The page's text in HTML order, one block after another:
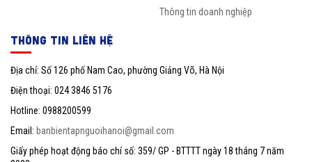
Thông tin doanh nghiệp
THÔNG TIN LIÊN HỆ
Địa chỉ: Số 126 phố Nam Cao, phường Giảng Võ, Hà Nội
Điện thoại: 024 3846 5176
Hotline: 0988200599
Email: banbientapnguoihanoi@gmail.com
Giấy phép hoạt động báo chí số: 359/ GP - BTTTT ngày 18 tháng 7 năm